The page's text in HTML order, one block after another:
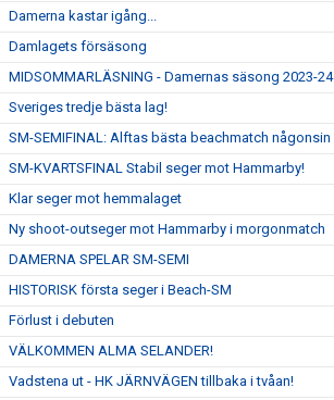
Damerna kastar igång...
Damlagets försäsong
MIDSOMMARLÄSNING - Damernas säsong 2023-24
Sveriges tredje bästa lag!
SM-SEMIFINAL: Alftas bästa beachmatch någonsin
SM-KVARTSFINAL Stabil seger mot Hammarby!
Klar seger mot hemmalaget
Ny shoot-outseger mot Hammarby i morgonmatch
DAMERNA SPELAR SM-SEMI
HISTORISK första seger i Beach-SM
Förlust i debuten
VÄLKOMMEN ALMA SELANDER!
Vadstena ut - HK JÄRNVÄGEN tillbaka i tvåan!